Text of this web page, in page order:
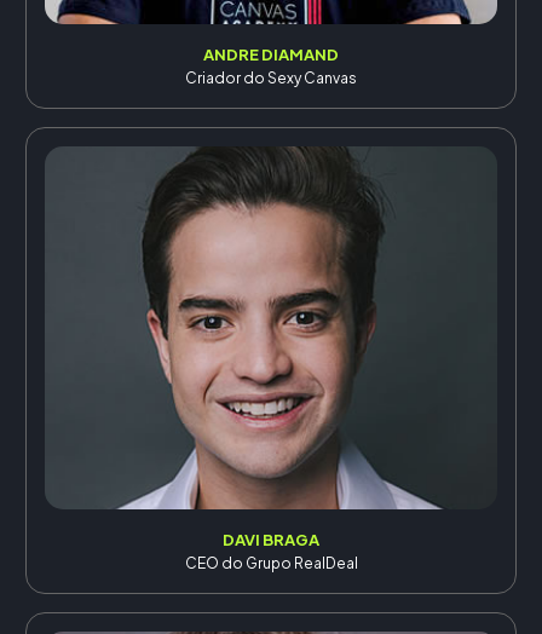
ANDRE DIAMAND
Criador do Sexy Canvas
DAVI BRAGA
CEO do Grupo RealDeal